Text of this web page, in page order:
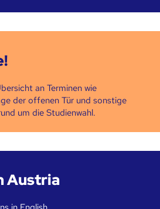
an Terminen wie
der offenen Tür und sonstige
um die Studienwahl.
Austria